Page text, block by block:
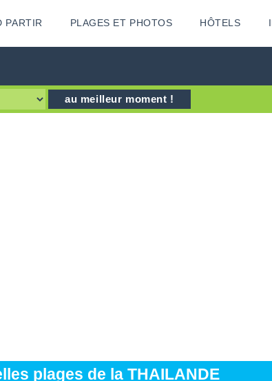
PARTIR PLAGES ET PHOTOS HÔTELS
au meilleur moment !
plages de la THAILANDE